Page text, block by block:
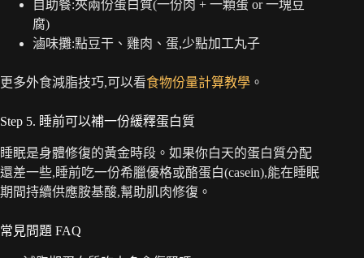
自助餐:夾兩份蛋白質(一份肉 + 一顆蛋 or 一塊豆
腐)
滷味攤:點豆干、雞肉、蛋,少點加工丸子
更多外食減脂技巧,可以看食物份量計算教學 。
Step 5. 睡前可以補一份緩釋蛋白質
睡眠是身體修復的黃金時段。如果你白天的蛋白質分配
還差一些,睡前吃一份希臘優格或酪蛋白(casein),能在睡眠
期間持續供應胺基酸,幫助肌肉修復。
常見問題 FAQ